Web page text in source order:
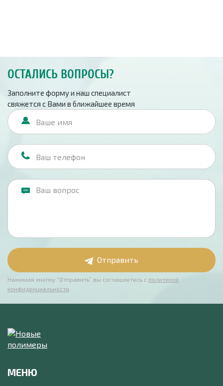
ОСТАЛИСЬ ВОПРОСЫ?
Заполните форму и наш специалист
свяжется с Вами в ближайшее время
Отправить
Нажимая кнопку “Отправить” вы соглашаетесь с политикой
конфиденциальности
МЕНЮ